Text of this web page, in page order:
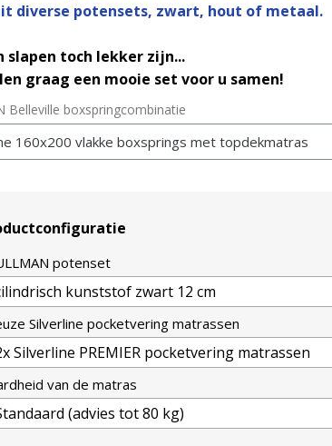
diverse potensets, zwart, hout of metaal.
slapen toch lekker zijn...
graag een mooie set voor u samen!
Belleville boxspringcombinatie
potenset
Silverline pocketvering matrassen
van de matras